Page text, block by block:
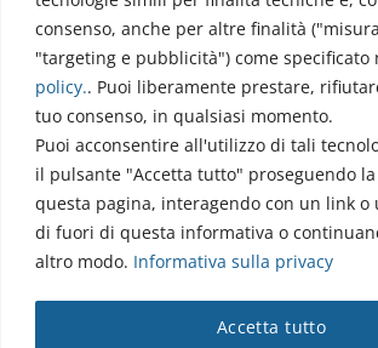
consenso, anche per altre finalità
"targeting e pubblicità") come specificato
policy.. Puoi liberamente prestare,
tuo consenso, in qualsiasi momento.
Puoi acconsentire all'utilizzo di tali
il pulsante "Accetta tutto" proseguendo
questa pagina, interagendo con un link o
di fuori di questa informativa o
altro modo. Informativa sulla privacy
Accetta tutto
86077 Pozzilli (IS)
☏ 0865/915407
segreteriapolodidattico@neuromed.it
Copyright © 2026 Istituto Neurologico
Neuromed S.p.A.